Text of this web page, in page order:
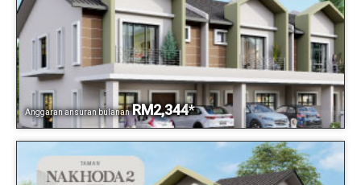
Anggaran ansuran bulanan RM2,344*